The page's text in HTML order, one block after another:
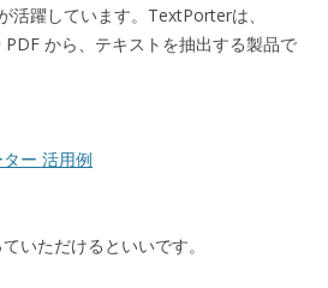
活躍しています。TextPorterは、
から、テキストを抽出する製品で
ー 活用例
いただけるといいです。